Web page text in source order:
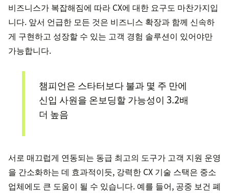
비즈니스가 복잡해짐에 따라 CX에 대한 요구도 마찬가지입
니다. 앞서 언급한 모든 것은 비즈니스 확장과 함께 신속하
게 구현하고 성장할 수 있는 고객 경험 솔루션이 있어야만
가능합니다.
챔피언은 스타터보다 불과 몇 주 만에
신입 사원을 온보딩할 가능성이 3.2배
더 높음
서로 매끄럽게 연동되는 동급 최고의 도구가 고객 지원 운영
을 간소화하는 데 효과적이듯, 강력한 CX 기술 스택은 중소
업체에도 큰 도움이 될 수 있습니다. 예를 들어, 공중 보건 폐